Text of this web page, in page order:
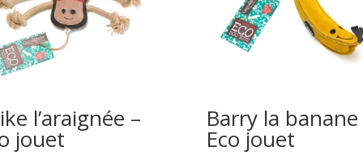
l’araignée –
jouet
Barry la banane
Eco jouet